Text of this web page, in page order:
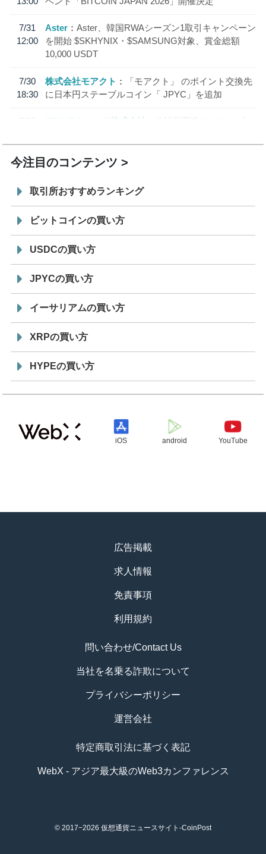
7/31
12:00
Aster
Aster、韓国RWAシーズン1取引キャンペーン
を開始 $SKHYNIX・$SAMSUNG対象、賞金総額
10,000 USDT
7/30
18:30
株式会社モアクト
「モアクト」 のポイント交換先
に日本円ステーブルコイン「 JPYC」を追加
7/29
SBI VCトレード株式会社
信託型円建てステーブル
今注目のコンテンツ
取引所おすすめランキング
ビットコインの買い方
USDCの買い方
JPYCの買い方
イーサリアムの買い方
XRPの買い方
HYPEの買い方
iOS android YouTube
広告掲載
求人情報
免責事項
利用規約
問い合わせ/Contact Us
当社を名乗る詐欺について
プライバシーポリシー
運営会社
特定商取引法に基づく表記
WebX - アジア最大級のWeb3カンファレンス
© 2017−2026 仮想通貨ニュースサイト-CoinPost